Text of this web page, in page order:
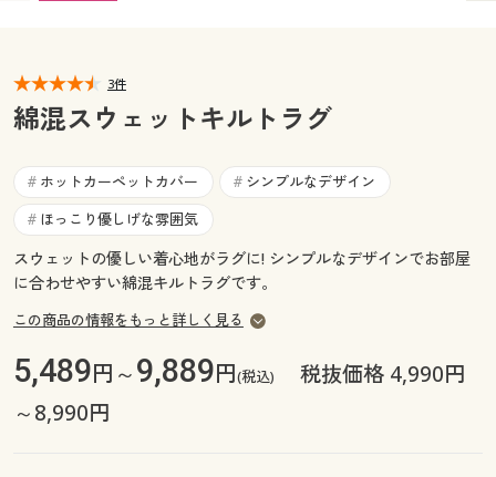
マイページ
お気に入り
サポート
ご利用ガイド
よくある質問とお問い合わせ
閲覧履歴
サポート
ご利用ガイド
よくある質問とお問い合わせ
3件
綿混スウェットキルトラグ
# ホットカーペットカバー # シンプルなデザイン
# ほっこり優しげな雰囲気
スウェットの優しい着心地がラグに! シンプルなデザインでお部屋
に合わせやすい綿混キルトラグです。
この商品の情報をもっと詳しく見る
5,489円～9,889円(税込)
税抜価格 4,990円
～8,990円